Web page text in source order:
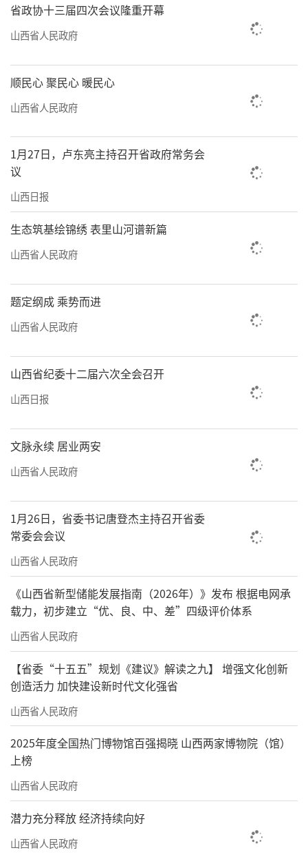
省政协十三届四次会议隆重开幕
山西省人民政府
顺民心 聚民心 暖民心
山西省人民政府
1月27日，卢东亮主持召开省政府常务会
议
山西日报
生态筑基绘锦绣 表里山河谱新篇
山西省人民政府
题定纲成 乘势而进
山西省人民政府
山西省纪委十二届六次全会召开
山西日报
文脉永续 居业两安
山西省人民政府
1月26日，省委书记唐登杰主持召开省委
常委会会议
山西省人民政府
《山西省新型储能发展指南（2026年）》发布 根据电网承
载力，初步建立“优、良、中、差”四级评价体系
山西省人民政府
【省委“十五五”规划《建议》解读之九】 增强文化创新
创造活力 加快建设新时代文化强省
山西省人民政府
2025年度全国热门博物馆百强揭晓 山西两家博物院（馆）
上榜
山西省人民政府
潜力充分释放 经济持续向好
山西省人民政府